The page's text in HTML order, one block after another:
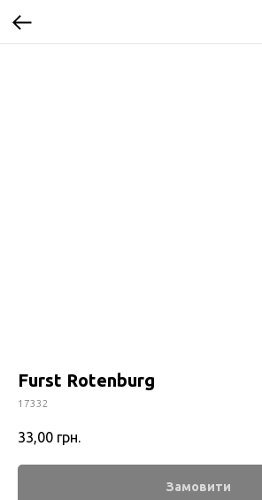
Furst Rotenburg
17332
33,00 грн.
Замовити